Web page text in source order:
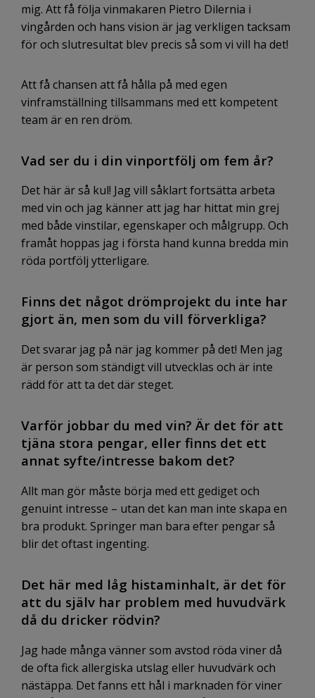
mig. Att få följa vinmakaren Pietro Dilernia i
vingården och hans vision är jag verkligen tacksam
för och slutresultat blev precis så som vi vill ha det!
Att få chansen att få hålla på med egen
vinframställning tillsammans med ett kompetent
team är en ren dröm.
Vad ser du i din vinportfölj om fem år?
Det här är så kul! Jag vill såklart fortsätta arbeta
med vin och jag känner att jag har hittat min grej
med både vinstilar, egenskaper och målgrupp. Och
framåt hoppas jag i första hand kunna bredda min
röda portfölj ytterligare.
Finns det något drömprojekt du inte har
gjort än, men som du vill förverkliga?
Det svarar jag på när jag kommer på det! Men jag
är person som ständigt vill utvecklas och är inte
rädd för att ta det där steget.
Varför jobbar du med vin? Är det för att
tjäna stora pengar, eller finns det ett
annat syfte/intresse bakom det?
Allt man gör måste börja med ett gediget och
genuint intresse – utan det kan man inte skapa en
bra produkt. Springer man bara efter pengar så
blir det oftast ingenting.
Det här med låg histaminhalt, är det för
att du själv har problem med huvudvärk
då du dricker rödvin?
Jag hade många vänner som avstod röda viner då
de ofta fick allergiska utslag eller huvudvärk och
nästäppa. Det fanns ett hål i marknaden för viner